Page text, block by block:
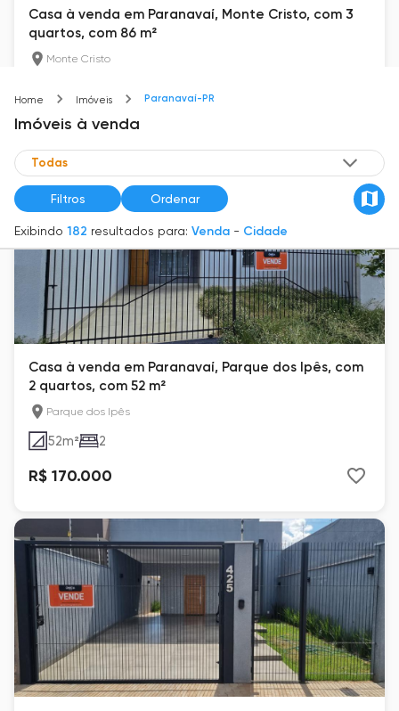
Home Imóveis Paranavaí-PR
Imóveis à venda
Filtros Ordenar
Exibindo 182 resultados para: Venda - Cidade
Casa à venda em Paranavaí, Monte Cristo, com 3
quartos, com 86 m²
Monte Cristo
R$ 330.000
Casa à venda em Paranavaí, Parque dos Ipês, com
2 quartos, com 52 m²
Parque dos Ipês
52m² 2
R$ 170.000